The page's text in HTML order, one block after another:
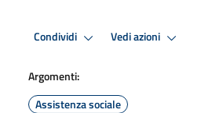
Condividi Vedi azioni
Argomenti:
Assistenza sociale